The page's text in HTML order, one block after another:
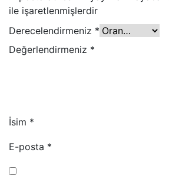
ile işaretlenmişlerdir
Derecelendirmeniz *
Değerlendirmeniz *
İsim *
E-posta *